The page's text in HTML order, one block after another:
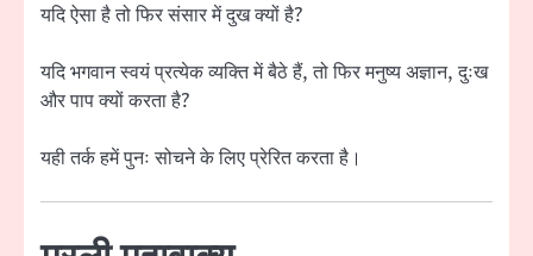
यदि ऐसा है तो फिर संसार में दुख क्यों है?
यदि भगवान स्वयं प्रत्येक व्यक्ति में बैठे हैं, तो फिर मनुष्य अज्ञान, दुःख
और पाप क्यों करता है?
यही तर्क हमें पुनः सोचने के लिए प्रेरित करता है।